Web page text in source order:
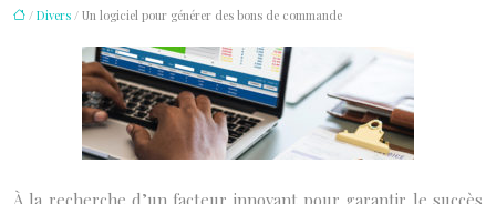
/ Divers / Un logiciel pour générer des bons de commande
À la recherche d’un facteur innovant pour garantir le succès